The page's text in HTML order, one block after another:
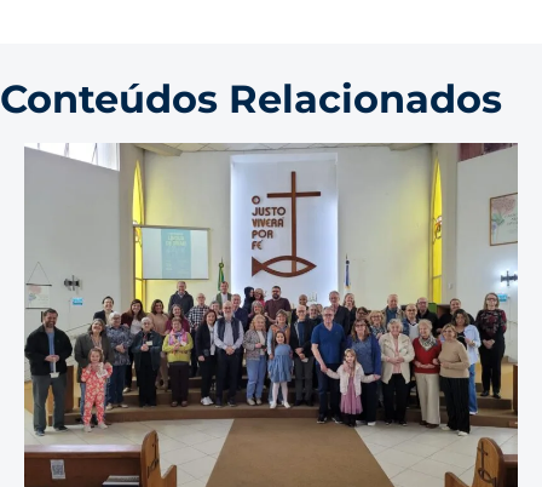
Conteúdos Relacionados